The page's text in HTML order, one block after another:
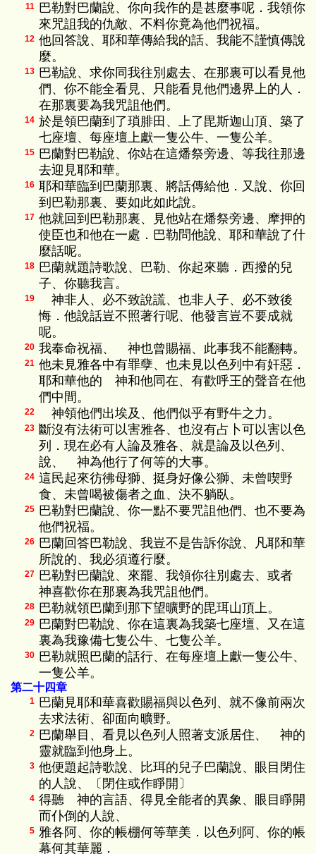
11
巴勒對巴蘭說、你向我作的是甚麼事呢．我領你
來咒詛我的仇敵、不料你竟為他們祝福。
12 他回答說、耶和華傳給我的話、我能不謹慎傳說
麼。
13
巴勒說、求你同我往別處去、在那裏可以看見他
們、你不能全看見、只能看見他們邊界上的人．
在那裏要為我咒詛他們。
14 於是領巴蘭到了瑣腓田、上了毘斯迦山頂、築了
七座壇、每座壇上獻一隻公牛、一隻公羊。
15
巴蘭對巴勒說、你站在這燔祭旁邊、等我往那邊
去迎見耶和華。
16 耶和華臨到巴蘭那裏、將話傳給他．又說、你回
到巴勒那裏、要如此如此說。
17 他就回到巴勒那裏、見他站在燔祭旁邊、摩押的
使臣也和他在一處．巴勒問他說、耶和華說了什
麼話呢。
18
巴蘭就題詩歌說、巴勒、你起來聽．西撥的兒
子、你聽我言。
19
神非人、必不致說謊、也非人子、必不致後
悔．他說話豈不照著行呢、他發言豈不要成就
呢。
20 我奉命祝福、 神也曾賜福、此事我不能翻轉。
21 他未見雅各中有罪孽、也未見以色列中有奸惡．
耶和華他的 神和他同在、有歡呼王的聲音在他
們中間。
22 神領他們出埃及、他們似乎有野牛之力。
23 斷沒有法術可以害雅各、也沒有占卜可以害以色
列．現在必有人論及雅各、就是論及以色列、
說、 神為他行了何等的大事。
24 這民起來彷彿母獅、挺身好像公獅、未曾喫野
食、未曾喝被傷者之血、決不躺臥。
25
巴勒對巴蘭說、你一點不要咒詛他們、也不要為
他們祝福。
26
巴蘭回答巴勒說、我豈不是告訴你說、凡耶和華
所說的、我必須遵行麼。
27
巴勒對巴蘭說、來罷、我領你往別處去、或者
神喜歡你在那裏為我咒詛他們。
28 巴勒就領巴蘭到那下望曠野的毘珥山頂上。
29
巴蘭對巴勒說、你在這裏為我築七座壇、又在這
裏為我豫備七隻公牛、七隻公羊。
30
巴勒就照巴蘭的話行、在每座壇上獻一隻公牛、
一隻公羊。
第二十四章
1
巴蘭見耶和華喜歡賜福與以色列、就不像前兩次
去求法術、卻面向曠野。
2
巴蘭舉目、看見以色列人照著支派居住、 神的
靈就臨到他身上。
3 他便題起詩歌說、比珥的兒子巴蘭說、眼目閉住
的人說、〔閉住或作睜開〕
4 得聽 神的言語、得見全能者的異象、眼目睜開
而仆倒的人說、
5 雅各阿、你的帳棚何等華美．以色列阿、你的帳
幕何其華麗．